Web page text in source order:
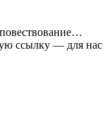
ссылку — для нас